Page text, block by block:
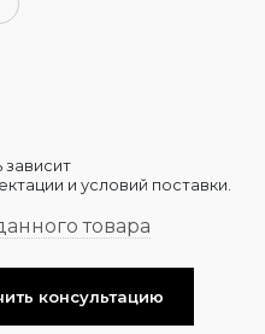
зависит
и условий поставки.
товара
консультацию